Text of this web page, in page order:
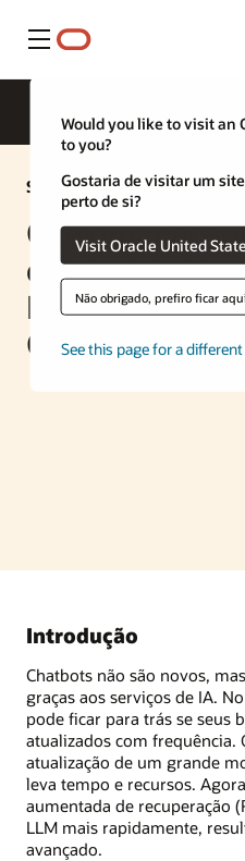
Menu
Would you like to visit an
to you?
Gostaria de visitar um
perto de si?
Visit Oracle United
Não obrigado, prefiro ficar aqui
See this page for a
Solução de IA
Crie um
chatbot de IA
Database 23ai e
Generative AI
Introdução
Chatbots não são novos,
graças aos serviços de IA.
pode ficar para trás se seus
atualizados com frequência.
atualização de um grande
leva tempo e recursos.
aumentada de recuperação
LLM mais rapidamente,
avançado.